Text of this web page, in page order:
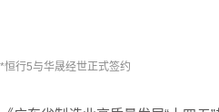
*恒行5与华晟经世正式签约